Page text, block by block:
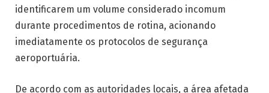
identificarem um volume considerado incomum
durante procedimentos de rotina, acionando
imediatamente os protocolos de segurança
aeroportuária.
De acordo com as autoridades locais, a área afetada